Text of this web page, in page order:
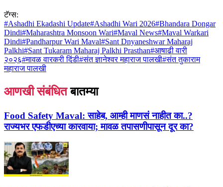
टॅग्स:
#Ashadhi Ekadashi Update#Ashadhi Wari 2026#Bhandara Dongar
Dindi#Maharashtra Monsoon Wari#Maval News#Maval Warkari
Dindi#Pandharpur Wari Maval#Sant Dnyaneshwar Maharaj
Palkhi#Sant Tukaram Maharaj Palkhi Prasthan#आषाढी वारी
२०२६#मावळ वारकरी दिंडी#संत ज्ञानेश्वर महाराज पालखी#संत तुकाराम
महाराज पालखी
आणखी संबंधित बातम्या
Food Safety Maval: साहेब, आम्ही माणसं नाहीत का..?
राज्यभर एफडीएच्या कारवाया; मावळ तपासणीपासून दूर का?